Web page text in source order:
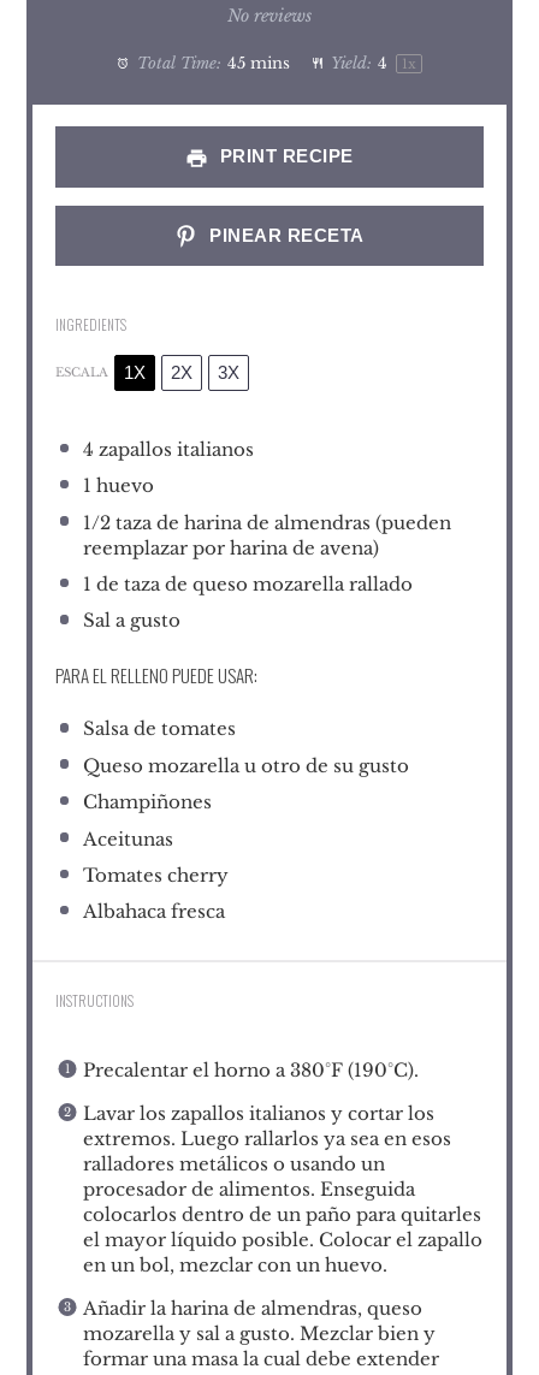
Stars
Stars
Star
No reviews
Total Time: 45 mins Yield: 4 1x
PRINT RECIPE
PINEAR RECETA
INGREDIENTS
ESCALA 1X 2X 3X
4 zapallos italianos
1 huevo
1/2taza de harina de almendras (pueden
reemplazar por harina de avena)
1 de taza de queso mozarella rallado
Sal a gusto
PARA EL RELLENO PUEDE USAR:
Salsa de tomates
Queso mozarella u otro de su gusto
Champiñones
Aceitunas
Tomates cherry
Albahaca fresca
INSTRUCTIONS
Precalentar el horno a 380°F (190°C).
Lavar los zapallos italianos y cortar los
extremos. Luego rallarlos ya sea en esos
ralladores metálicos o usando un
procesador de alimentos. Enseguida
colocarlos dentro de un paño para quitarles
el mayor líquido posible. Colocar el zapallo
en un bol, mezclar con un huevo.
Añadir la harina de almendras, queso
mozarella y sal a gusto. Mezclar bien y
formar una masa la cual debe extender